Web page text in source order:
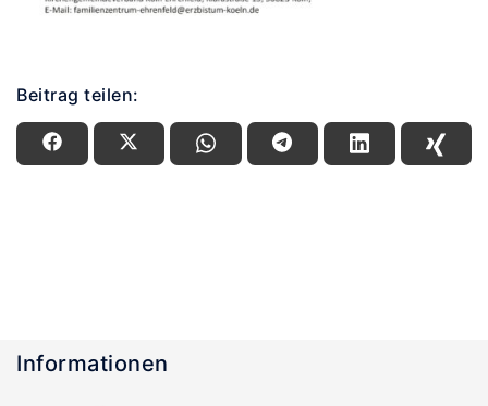
Beitrag teilen:
Informationen